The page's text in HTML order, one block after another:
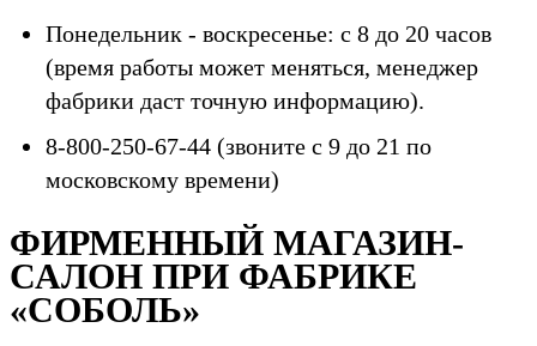
Понедельник - воскресенье: с 8 до 20 часов
(время работы может меняться, менеджер
фабрики даст точную информацию).
8-800-250-67-44 (звоните с 9 до 21 по
московскому времени)
ФИРМЕННЫЙ МАГАЗИН-
САЛОН ПРИ ФАБРИКЕ
«СОБОЛЬ»